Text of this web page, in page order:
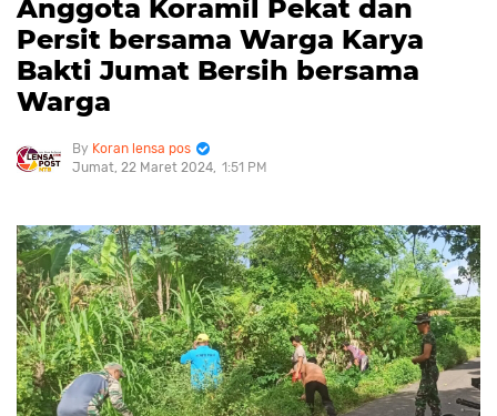
Anggota Koramil Pekat dan
Persit bersama Warga Karya
Bakti Jumat Bersih bersama
Warga
Koran lensa pos
Jumat, 22 Maret 2024 1:51 PM